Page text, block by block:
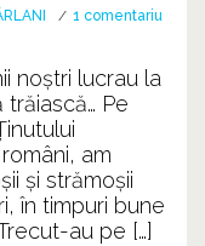
1 comentariu
noştri lucrau la
Pe
am
şi strămoşii
în timpuri bune
au pe […]